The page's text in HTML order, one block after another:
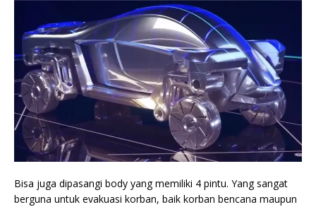
Bisa juga dipasangi body yang memiliki 4 pintu. Yang sangat
berguna untuk evakuasi korban, baik korban bencana maupun